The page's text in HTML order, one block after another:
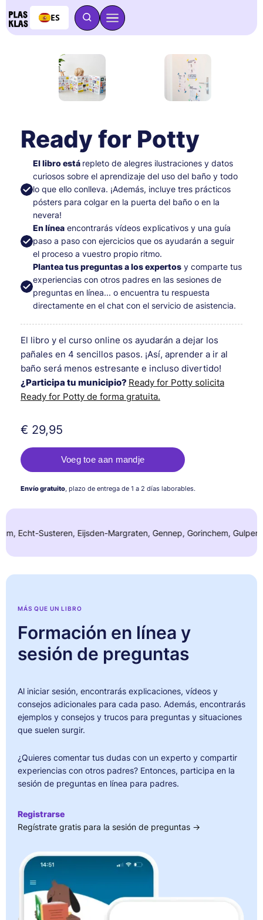
ES
Ready for Potty
El libro está repleto de alegres ilustraciones y datos
curiosos sobre el aprendizaje del uso del baño y todo
lo que ello conlleva. ¡Además, incluye tres prácticos
pósters para colgar en la puerta del baño o en la
nevera!
En línea encontrarás vídeos explicativos y una guía
paso a paso con ejercicios que os ayudarán a seguir
el proceso a vuestro propio ritmo.
Plantea tus preguntas a los expertos y comparte tus
experiencias con otros padres en las sesiones de
preguntas en línea... o encuentra tu respuesta
directamente en el chat con el servicio de asistencia.
El libro y el curso online os ayudarán a dejar los
pañales en 4 sencillos pasos. ¡Así, aprender a ir al
baño será menos estresante e incluso divertido!
¿Participa tu municipio? Ready for Potty solicita
Ready for Potty de forma gratuita.
€ 29,95
Envío gratuito, plazo de entrega de 1 a 2 días laborables.
Susteren, Eijsden-Margraten, Gennep, Gorinchem, Gulpen-
MÁS QUE UN LIBRO
Formación en línea y
sesión de preguntas
Al iniciar sesión, encontrarás explicaciones, vídeos y
consejos adicionales para cada paso. Además, encontrarás
ejemplos y consejos y trucos para preguntas y situaciones
que suelen surgir.
¿Quieres comentar tus dudas con un experto y compartir
experiencias con otros padres? Entonces, participa en la
sesión de preguntas en línea para padres.
Registrarse
Regístrate gratis para la sesión de preguntas →